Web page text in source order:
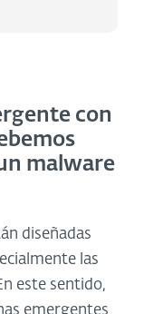
con
malware
diseñadas
las
este sentido,